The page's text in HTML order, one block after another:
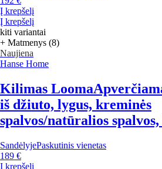
Į krepšelį
Į krepšelį
kiti variantai
+ Matmenys (8)
Naujiena
Hanse Home
Kilimas Looma
iš džiuto, lygus, kreminės
spalvos/natūralios spalvos,
SandėlyjePaskutinis vienetas
189 €
Į krepšelį